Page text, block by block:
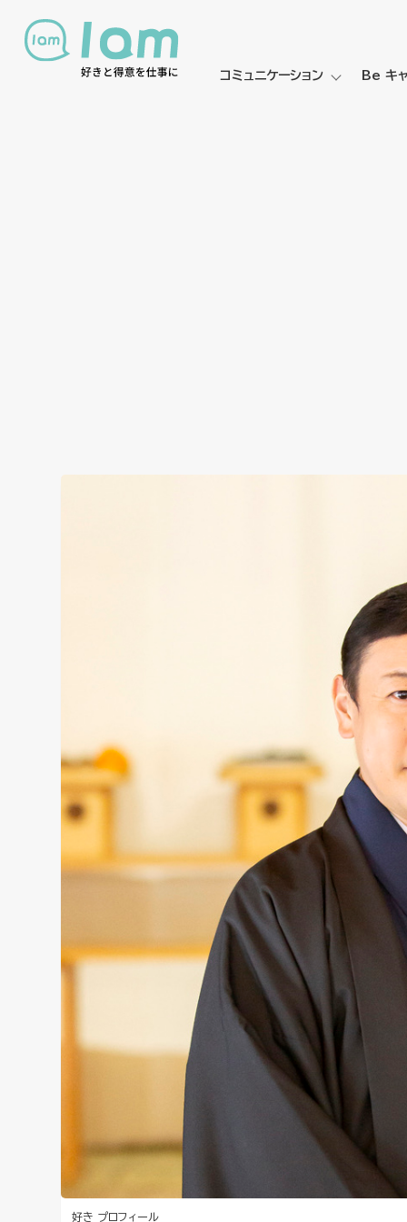
コミュニケーション Be キ
好き プロフィール